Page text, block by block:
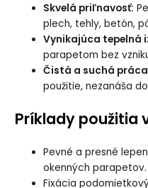
Skvelá priľnavosť:
plech, tehly, betón,
Vynikajúca tepelná
parapetom bez
Čistá a suchá
použitie, nezanáša
Príklady použitia
Pevné a presné
okenných parapetov.
Fixácia